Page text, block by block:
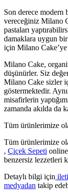
Son derece modern
vereceğiniz Milano
pastaları
damaklara uygun bir
için Milano
Milano Cake,
düşünürler. Siz
Milano Cake sizler
göstermektedir. Aynı
misafirlerin
zamanda akılda da
Tüm ürünlerimize
Tüm ürünlerimize
, Çiçek Sepeti
benzersiz lezzetleri
Detaylı bilgi için
medyadan takip